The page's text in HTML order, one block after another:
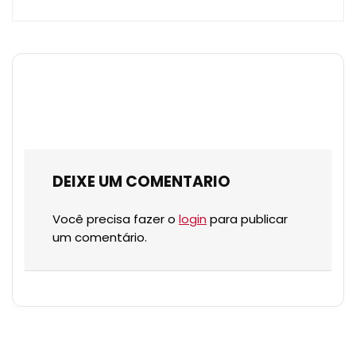
DEIXE UM COMENTARIO
Você precisa fazer o login para publicar
um comentário.